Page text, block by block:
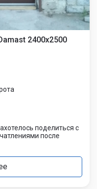
2400х2500
поделиться с
после